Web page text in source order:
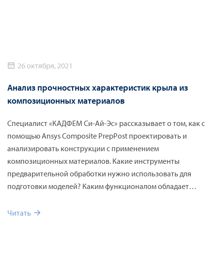
26 октября, 2021
Анализ прочностных характеристик крыла из
композиционных материалов
Специалист «КАДФЕМ Си-Ай-Эс» рассказывает о том, как с
помощью Ansys Composite PrepPost проектировать и
анализировать конструкции с применением
композиционных материалов. Какие инструменты
предварительной обработки нужно использовать для
подготовки моделей? Каким функционалом обладает
конструкции из КМ?
Читать